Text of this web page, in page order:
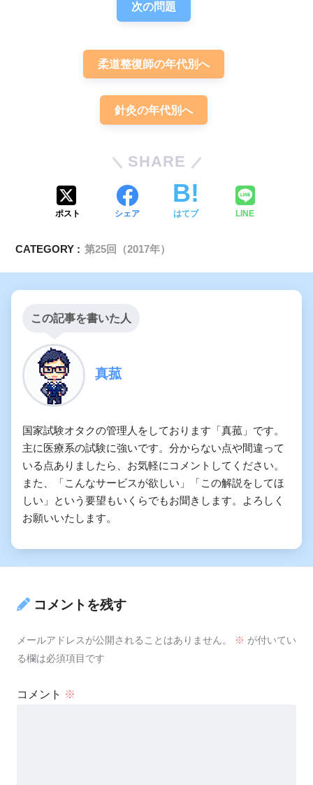
次の問題
柔道整復師の年代別へ
針灸の年代別へ
SHARE
ポスト シェア はてブ LINE
CATEGORY : 第25回（2017年）
この記事を書いた人
真菰
国家試験オタクの管理人をしております「真菰」です。
主に医療系の試験に強いです。分からない点や間違って
いる点ありましたら、お気軽にコメントしてください。
また、「こんなサービスが欲しい」「この解説をしてほ
しい」という要望もいくらでもお聞きします。よろしく
お願いいたします。
コメントを残す
メールアドレスが公開されることはありません。 ※ が付いてい
る欄は必須項目です
コメント ※